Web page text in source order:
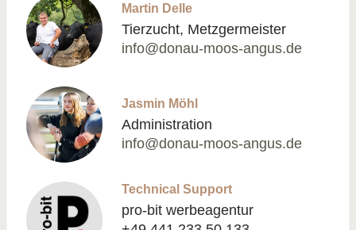
Martin Delle
Tierzucht, Metzgermeister
info@donau-moos-angus.de
Jasmin Möhl
Administration
info@donau-moos-angus.de
Technical Support
pro-bit werbeagentur